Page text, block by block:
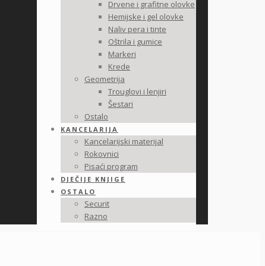
Drvene i grafitne olovke
Hemijske i gel olovke
Naliv pera i tinte
Oštrila i gumice
Markeri
Krede
Geometrija
Trouglovi i lenjiri
Šestari
Ostalo
KANCELARIJA
Kancelarijski materijal
Rokovnici
Pisaći program
DJEČIJE KNJIGE
OSTALO
Securit
Razno